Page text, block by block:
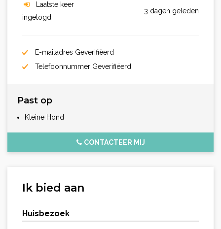
Laatste keer
ingelogd
3 dagen geleden
E-mailadres Geverifiëerd
Telefoonnummer Geverifiëerd
Past op
Kleine Hond
CONTACTEER MIJ
Ik bied aan
Huisbezoek